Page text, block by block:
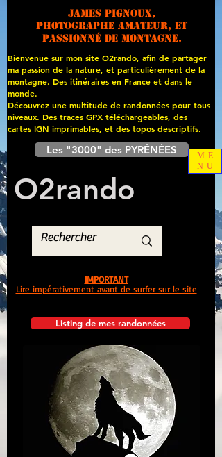
James PIGNOUX,
photographe amateur, et
passionné de montagne.
Bienvenue sur mon site O2rando, afin de partager
ma passion de la nature, et particulièrement de la
montagne. Des itinéraires en France et dans le
monde.
Découvrez une multitude de randonnées pour tous
niveaux. Des traces GPX téléchargeables, des
cartes IGN imprimables, et des topos descriptifs.
Les "3000" des PYRÉNÉES
O2rando
Listing de mes randonnées
IMPORTANT
Lire impérativement avant de surfer sur le site
ME
NU